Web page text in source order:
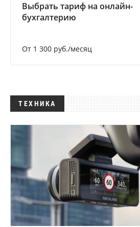
Выбрать тариф на онлайн-
бухгалтерию
От 1 300 руб./месяц
ТЕХНИКА